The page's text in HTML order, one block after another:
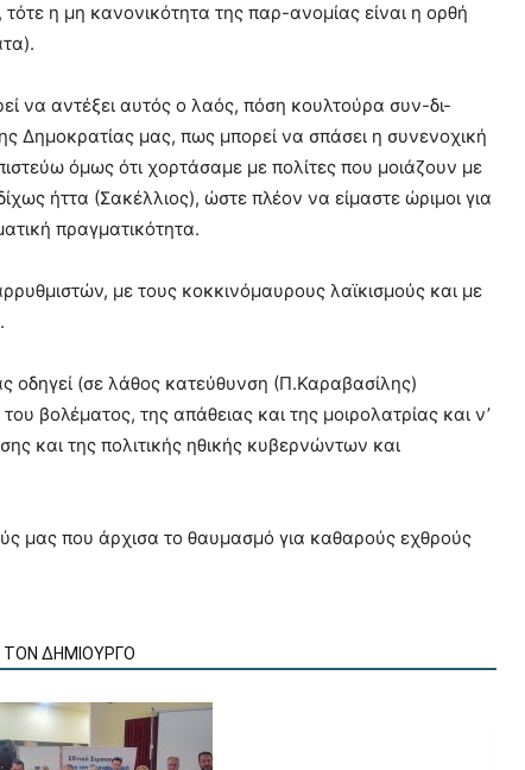
η μη κανονικότητα της παρ-ανομίας είναι η ορθή
να αντέξει αυτός ο λαός, πόση κουλτούρα συν-δι-
Δημοκρατίας μας, πως μπορεί να σπάσει η συνενοχική
όμως ότι χορτάσαμε με πολίτες που μοιάζουν με
ήττα (Σακέλλιος), ώστε πλέον να είμαστε ώριμοι για
πραγματικότητα.
με τους κοκκινόμαυρους λαϊκισμούς και με
οδηγεί (σε λάθος κατεύθυνση (Π.Καραβασίλης)
βολέματος, της απάθειας και της μοιρολατρίας και ν’
και της πολιτικής ηθικής κυβερνώντων και
μας που άρχισα το θαυμασμό για καθαρούς εχθρούς
ΤΟΝ ΔΗΜΙΟΥΡΓΟ